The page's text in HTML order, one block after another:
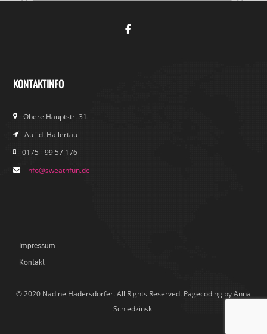
KONTAKTINFO
Obere Hauptstr. 31
Au i.d. Hallertau
0175 - 99 57 176
info@sweatnfun.de
Impressum
Kontakt
© 2020 Nadine Hadersdorfer. All Rights Reserved. Pagecoding by Anna
Schledzinski